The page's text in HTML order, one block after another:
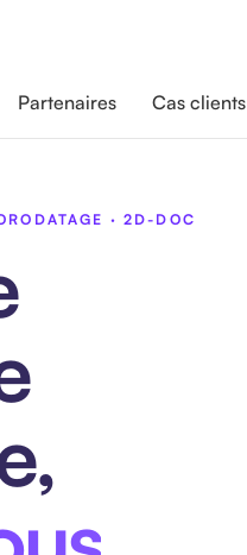
Partenaires Cas clients
· 2D-DOC